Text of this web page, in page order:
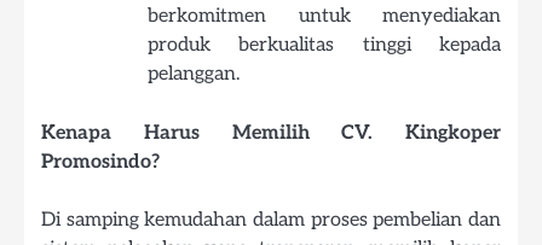
berkomitmen untuk menyediakan
produk berkualitas tinggi kepada
pelanggan.
Kenapa Harus Memilih CV. Kingkoper
Promosindo?
Di samping kemudahan dalam proses pembelian dan